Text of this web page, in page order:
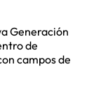
Generación
de
campos de